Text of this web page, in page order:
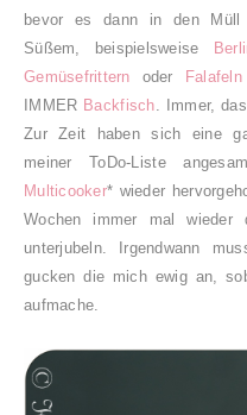
bevor es dann in den
Süßem, beispielsweise
Gemüsefrittern oder Falafeln
IMMER Backfisch . Immer,
ZurZeit haben sich eine
meiner ToDo-Liste
Multicooker* wieder
Wochen immer mal wieder
unterjubeln. Irgendwann
gucken die mich ewig an,
aufmache.